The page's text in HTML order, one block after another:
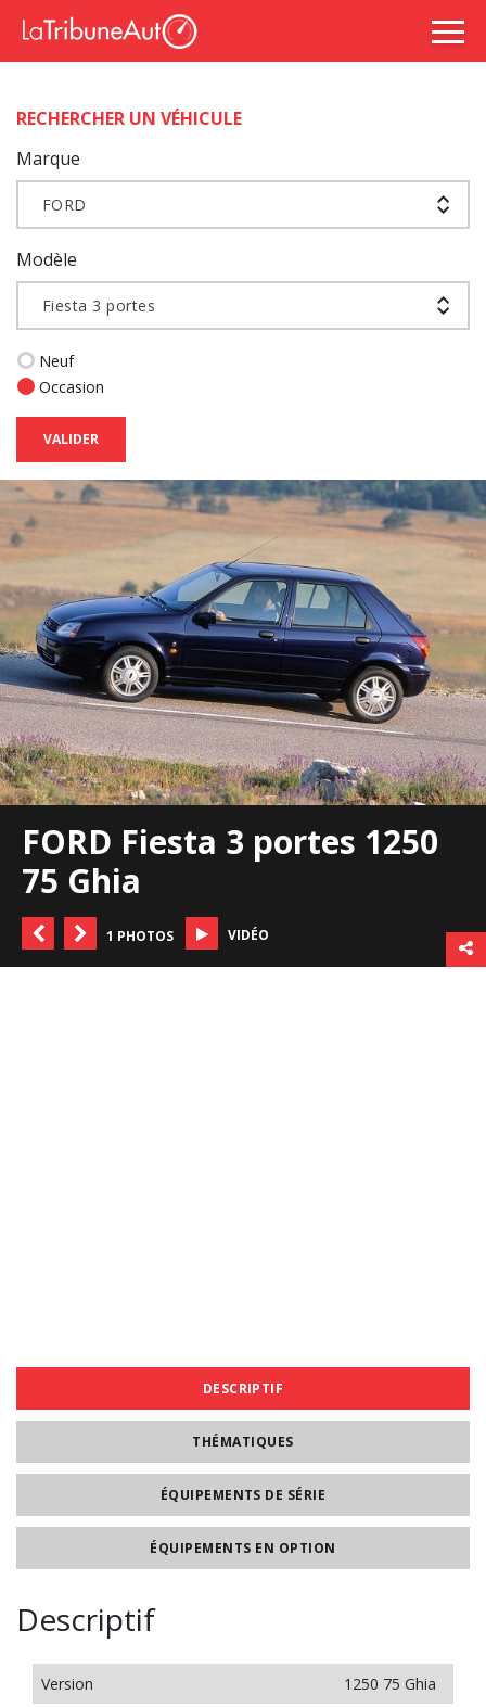
RECHERCHER UN VÉHICULE
Marque
FORD
Modèle
Fiesta 3 portes
Neuf
Occasion
VALIDER
FORD Fiesta 3 portes 1250
75 Ghia
1 PHOTOS VIDÉO
DESCRIPTIF
THÉMATIQUES
ÉQUIPEMENTS DE SÉRIE
ÉQUIPEMENTS EN OPTION
Descriptif
Version
1250 75 Ghia